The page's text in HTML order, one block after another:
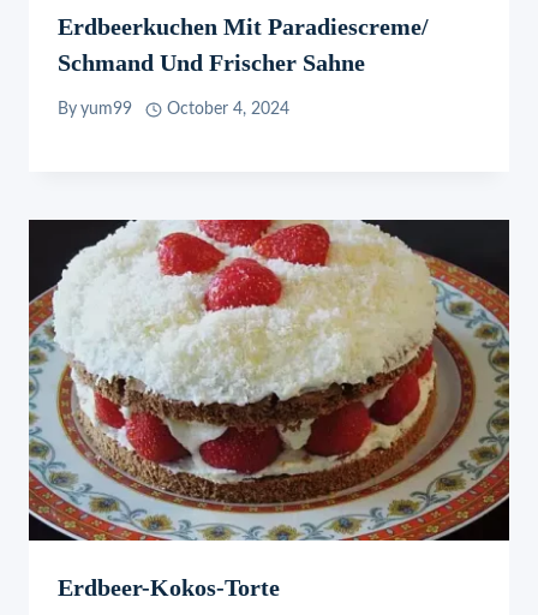
Erdbeerkuchen Mit Paradiescreme/
Schmand Und Frischer Sahne
By yum99 October 4, 2024
Erdbeer-Kokos-Torte